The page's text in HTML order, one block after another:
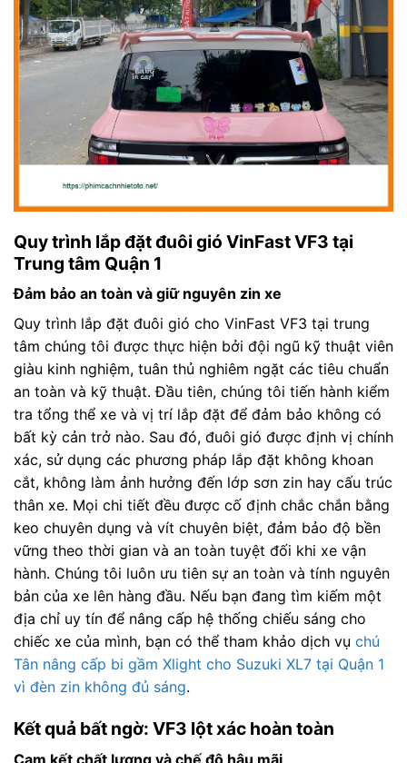
Quy trình lắp đặt đuôi gió VinFast VF3 tại
Trung tâm Quận 1
Đảm bảo an toàn và giữ nguyên zin xe
Quy trình lắp đặt đuôi gió cho VinFast VF3 tại trung
tâm chúng tôi được thực hiện bởi đội ngũ kỹ thuật viên
giàu kinh nghiệm, tuân thủ nghiêm ngặt các tiêu chuẩn
an toàn và kỹ thuật. Đầu tiên, chúng tôi tiến hành kiểm
tra tổng thể xe và vị trí lắp đặt để đảm bảo không có
bất kỳ cản trở nào. Sau đó, đuôi gió được định vị chính
xác, sử dụng các phương pháp lắp đặt không khoan
cắt, không làm ảnh hưởng đến lớp sơn zin hay cấu trúc
thân xe. Mọi chi tiết đều được cố định chắc chắn bằng
keo chuyên dụng và vít chuyên biệt, đảm bảo độ bền
vững theo thời gian và an toàn tuyệt đối khi xe vận
hành. Chúng tôi luôn ưu tiên sự an toàn và tính nguyên
bản của xe lên hàng đầu. Nếu bạn đang tìm kiếm một
địa chỉ uy tín để nâng cấp hệ thống chiếu sáng cho
chiếc xe của mình, bạn có thể tham khảo dịch vụ chú
Tân nâng cấp bi gầm Xlight cho Suzuki XL7 tại Quận 1
vì đèn zin không đủ sáng.
Kết quả bất ngờ: VF3 lột xác hoàn toàn
Cam kết chất lượng và chế độ hậu mãi